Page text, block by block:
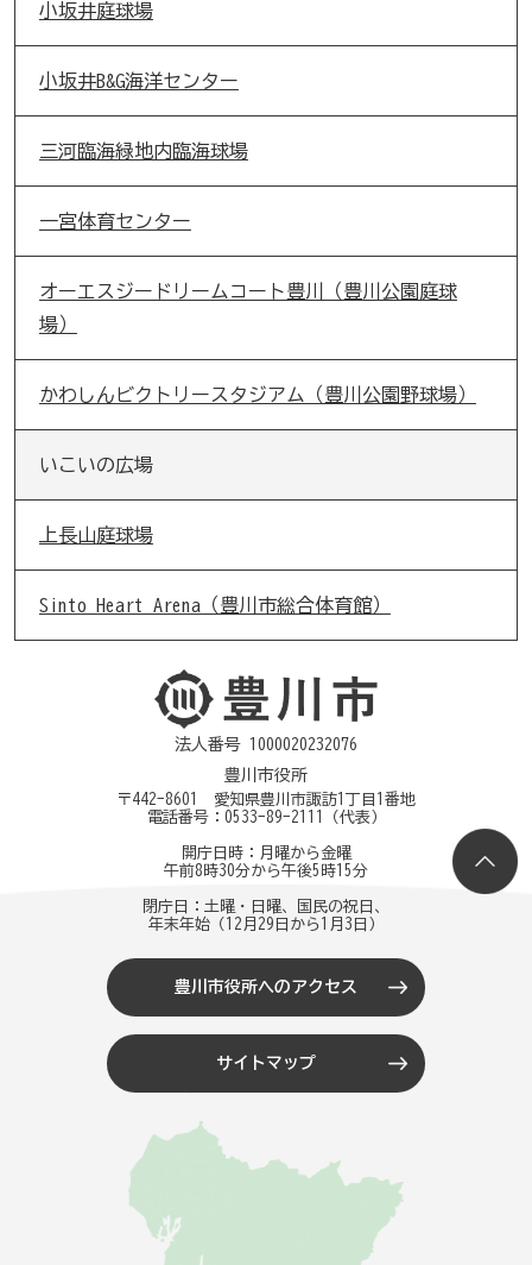
小坂井庭球場
小坂井B&G海洋センター
三河臨海緑地内臨海球場
一宮体育センター
オーエスジードリームコート豊川（豊川公園庭球
場）
かわしんビクトリースタジアム（豊川公園野球場）
いこいの広場
上長山庭球場
Sinto Heart Arena（豊川市総合体育館）
法人番号 1000020232076
豊川市役所
〒442-8601 愛知県豊川市諏訪1丁目1番地
電話番号： 0533-89-2111 （代表）
開庁日時：月曜から金曜
午前8時30分から午後5時15分
閉庁日：土曜・日曜、国民の祝日、
年末年始（12月29日から1月3日）
豊川市役所へのアクセス
サイトマップ